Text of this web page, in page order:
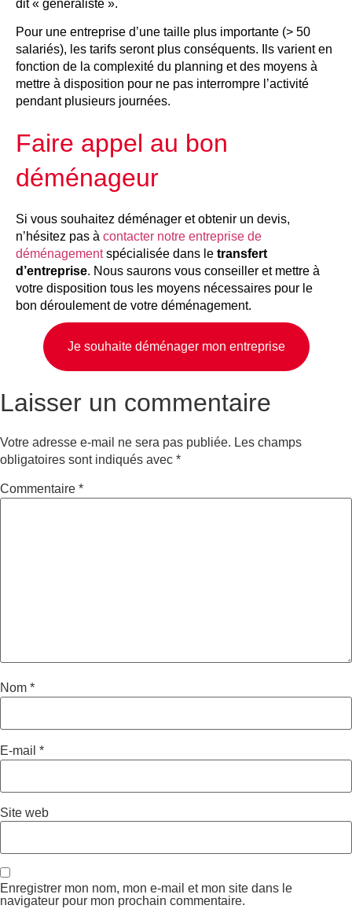
dit « généraliste ».
Pour une entreprise d’une taille plus importante (> 50
salariés), les tarifs seront plus conséquents. Ils varient en
fonction de la complexité du planning et des moyens à
mettre à disposition pour ne pas interrompre l’activité
pendant plusieurs journées.
Faire appel au bon
déménageur
Si vous souhaitez déménager et obtenir un devis,
n’hésitez pas à contacter notre entreprise de
déménagementspécialisée dans le transfert
d’entreprise. Nous saurons vous conseiller et mettre à
votre disposition tous les moyens nécessaires pour le
bon déroulement de votre déménagement.
Je souhaite déménager mon entreprise
Laisser un commentaire
Votre adresse e-mail ne sera pas publiée. Les champs
obligatoires sont indiqués avec *
Commentaire *
Nom *
E-mail *
Site web
Enregistrer mon nom, mon e-mail et mon site dans le
navigateur pour mon prochain commentaire.